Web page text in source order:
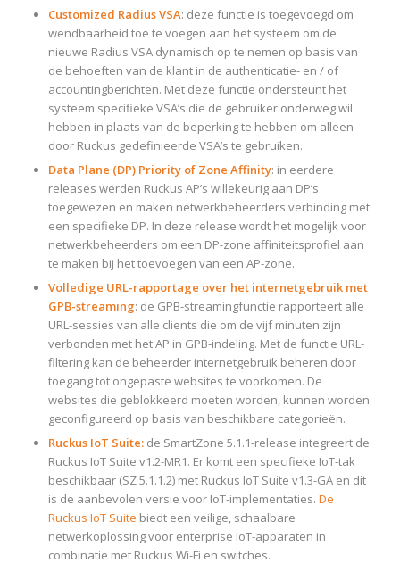
Customized Radius VSA: deze functie is toegevoegd om
wendbaarheid toe te voegen aan het systeem om de
nieuwe Radius VSA dynamisch op te nemen op basis van
de behoeften van de klant in de authenticatie- en / of
accountingberichten. Met deze functie ondersteunt het
systeem specifieke VSA’s die de gebruiker onderweg wil
hebben in plaats van de beperking te hebben om alleen
door Ruckus gedefinieerde VSA’s te gebruiken.
Data Plane (DP) Priority of Zone Affinity: in eerdere
releases werden Ruckus AP’s willekeurig aan DP’s
toegewezen en maken netwerkbeheerders verbinding met
een specifieke DP. In deze release wordt het mogelijk voor
netwerkbeheerders om een DP-zone affiniteitsprofiel aan
te maken bij het toevoegen van een AP-zone.
Volledige URL-rapportage over het internetgebruik met
GPB-streaming: de GPB-streamingfunctie rapporteert alle
URL-sessies van alle clients die om de vijf minuten zijn
verbonden met het AP in GPB-indeling. Met de functie URL-
filtering kan de beheerder internetgebruik beheren door
toegang tot ongepaste websites te voorkomen. De
websites die geblokkeerd moeten worden, kunnen worden
geconfigureerd op basis van beschikbare categorieën.
Ruckus IoT Suite:de SmartZone 5.1.1-release integreert de
Ruckus IoT Suite v1.2-MR1. Er komt een specifieke IoT-tak
beschikbaar (SZ 5.1.1.2) met Ruckus IoT Suite v1.3-GA en dit
is de aanbevolen versie voor IoT-implementaties. De
Ruckus IoT Suite biedt een veilige, schaalbare
netwerkoplossing voor enterprise IoT-apparaten in
combinatie met Ruckus Wi-Fi en switches.